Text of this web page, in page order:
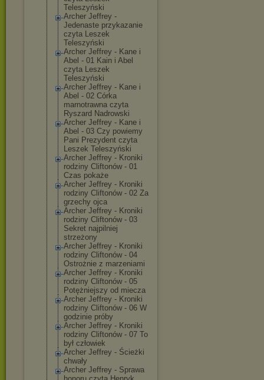
Teleszyński
Archer Jeffrey -
Jedenaste przykazanie
czyta Leszek
Teleszyński
Archer Jeffrey - Kane i
Abel - 01 Kain i Abel
czyta Leszek
Teleszyński
Archer Jeffrey - Kane i
Abel - 02 Córka
marnotrawna czyta
Ryszard Nadrowski
Archer Jeffrey - Kane i
Abel - 03 Czy powiemy
Pani Prezydent czyta
Leszek Teleszyński
Archer Jeffrey - Kroniki
rodziny Cliftonów - 01
Czas pokaże
Archer Jeffrey - Kroniki
rodziny Cliftonów - 02 Za
grzechy ojca
Archer Jeffrey - Kroniki
rodziny Cliftonów - 03
Sekret najpilniej
strzeżony
Archer Jeffrey - Kroniki
rodziny Cliftonów - 04
Ostrożnie z marzeniami
Archer Jeffrey - Kroniki
rodziny Cliftonów - 05
Potężniejszy od miecza
Archer Jeffrey - Kroniki
rodziny Cliftonów - 06 W
godzinie próby
Archer Jeffrey - Kroniki
rodziny Cliftonów - 07 To
był człowiek
Archer Jeffrey - Ścieżki
chwały
Archer Jeffrey - Sprawa